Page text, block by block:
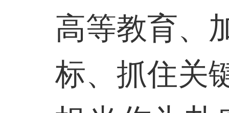
高等教育、
标、抓住关